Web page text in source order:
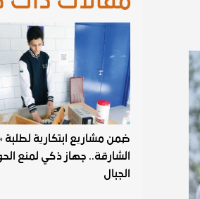
ضمن مشاريع ابتكارية لطلبة
الشارقة.. جهاز ذكي لمنع
الجبال